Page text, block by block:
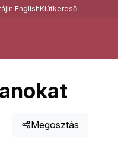
In EnglishKiútkereső
Megosztás